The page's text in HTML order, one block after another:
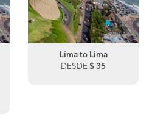
Lima to Lima
DESDE $ 35